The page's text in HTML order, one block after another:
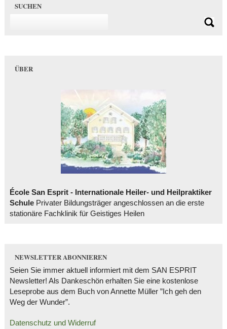
SUCHEN
ÜBER
École San Esprit - Internationale Heiler- und Heilpraktiker
SchulePrivater Bildungsträger angeschlossen an die erste
stationäre Fachklinik für Geistiges Heilen
NEWSLETTER ABONNIEREN
Seien Sie immer aktuell informiert mit dem SAN ESPRIT
Newsletter! Als Dankeschön erhalten Sie eine kostenlose
Leseprobe aus dem Buch von Annette Müller ”Ich geh den
Weg der Wunder”.
Datenschutz und Widerruf